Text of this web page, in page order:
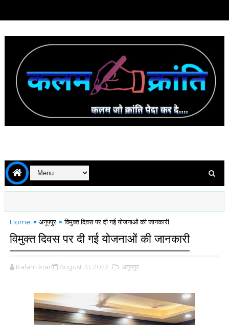
Home अनूपपुर विमुक्त दिवस पर दी गई योजनाओं की जानकारी
विमुक्त दिवस पर दी गई योजनाओं की जानकारी
Kalam kranti August 31, 2022 ,अनूपपुर